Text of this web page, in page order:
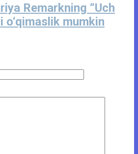
Remarkning “Uch
o‘qimaslik mumkin